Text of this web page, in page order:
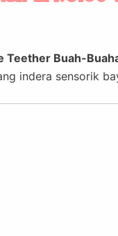
Teether Buah-
indera sensorik